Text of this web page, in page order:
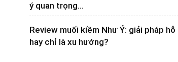
ý quan trọng...
Review muối kiềm Như Ý: giải pháp
hay chỉ là xu hướng?